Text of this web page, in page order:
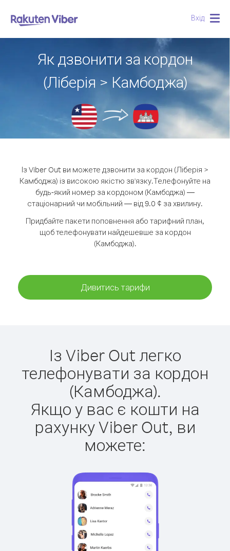
Вхід
Як дзвонити за кордон
(Ліберія > Камбоджа)
Із Viber Out ви можете дзвонити за кордон (Ліберія >
Камбоджа) із високою якістю зв'язку.Телефонуйте на
будь-який номер за кордоном (Камбоджа) —
стаціонарний чи мобільний — від 9.0 ¢ за хвилину.
Придбайте пакети поповнення або тарифний план,
щоб телефонувати найдешевше за кордон
(Камбоджа).
Дивитись тарифи
Із Viber Out легко
телефонувати за кордон
(Камбоджа).
Якщо у вас є кошти на
рахунку Viber Out, ви
можете: